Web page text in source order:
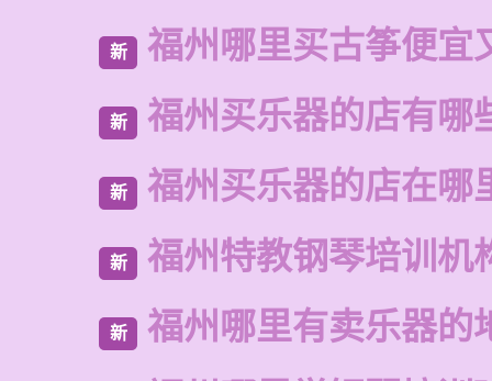
新 福州哪里买古筝便宜
新 福州买乐器的店有哪
新 福州买乐器的店在哪
新 福州特教钢琴培训机
新 福州哪里有卖乐器的